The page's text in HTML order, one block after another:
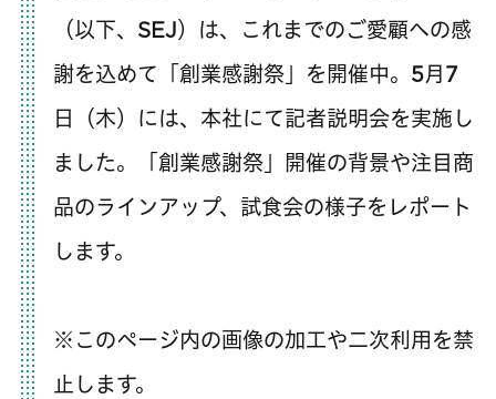
（以下、SEJ）は、これまでのご愛顧への感
謝を込めて「創業感謝祭」を開催中。5月7
日（木）には、本社にて記者説明会を実施し
ました。「創業感謝祭」開催の背景や注目商
品のラインアップ、試食会の様子をレポート
します。
※このページ内の画像の加工や二次利用を禁
止します。